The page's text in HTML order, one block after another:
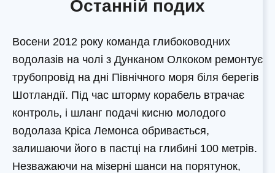
Останній подих
Восени 2012 року команда глибоководних
водолазів на чолі з Дунканом Олкоком ремонтує
трубопровід на дні Північного моря біля берегів
Шотландії. Під час шторму корабель втрачає
контроль, і шланг подачі кисню молодого
водолаза Кріса Лемонса обривається,
залишаючи його в пастці на глибині 100 метрів.
Незважаючи на мізерні шанси на порятунок,